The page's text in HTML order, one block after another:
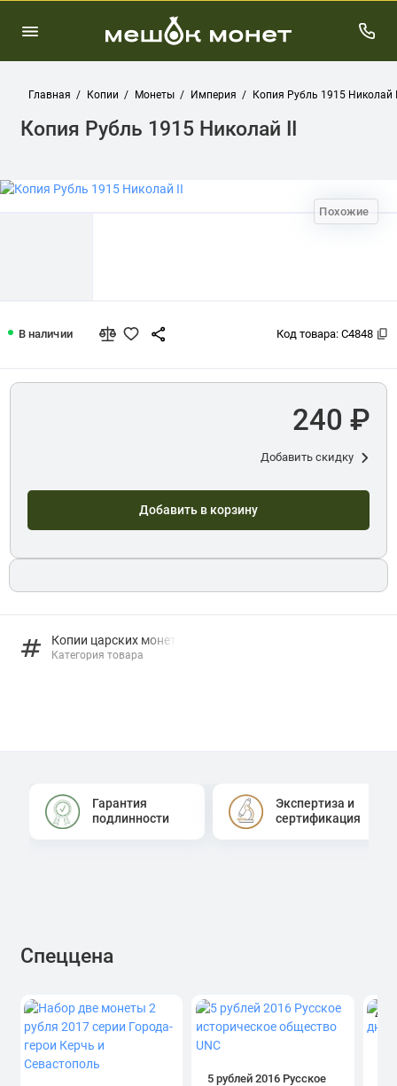
Главная Копии Монеты Империя Копия Рубль 1915 Николай
Копия Рубль 1915 Николай II
Похожие
В наличии Код товара: C4848
Копии царских монет
Категория товара
240 ₽
Добавить скидку
Добавить в корзину
Гарантия
подлинности
Экспертиза и
сертификация
Спеццена
5 рублей 2016 Русское
4.0